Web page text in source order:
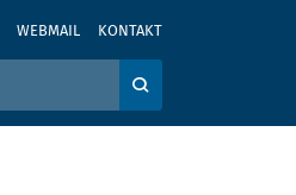
WEBMAIL KONTAKT